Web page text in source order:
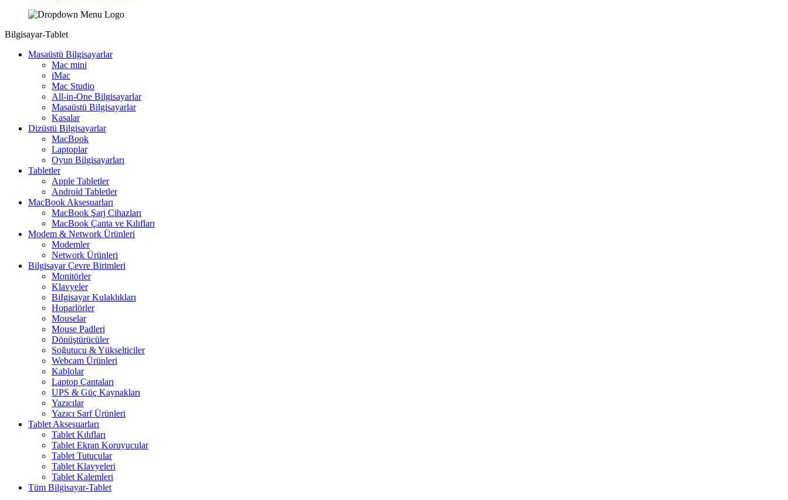
Bilgisayar-Tablet
Masaüstü Bilgisayarlar
Mac mini
iMac
Mac Studio
All-in-One Bilgisayarlar
Masaüstü Bilgisayarlar
Kasalar
Dizüstü Bilgisayarlar
MacBook
Laptoplar
Oyun Bilgisayarları
Tabletler
Apple Tabletler
Android Tabletler
MacBook Aksesuarları
MacBook Şarj Cihazları
MacBook Çanta ve Kılıfları
Modem & Network Ürünleri
Modemler
Network Ürünleri
Bilgisayar Çevre Birimleri
Monitörler
Klavyeler
BiIgisayar Kulaklıkları
Hoparlörler
Mouselar
Mouse Padleri
Dönüştürücüler
Soğutucu & Yükselticiler
Webcam Ürünleri
Kablolar
Laptop Çantaları
UPS & Güç Kaynakları
Yazıcılar
Yazıcı Sarf Ürünleri
Tablet Aksesuarları
Tablet Kılıfları
Tablet Ekran Koruyucular
Tablet Tutucular
Tablet Klavyeleri
Tablet Kalemleri
Tüm Bilgisayar-Tablet